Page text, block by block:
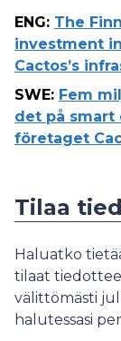
ENG: The
investment
Cactos’s
SWE: Fem
det på smart
företaget
Tilaa
Haluatko
tilaat
välittömästi
halutessasi